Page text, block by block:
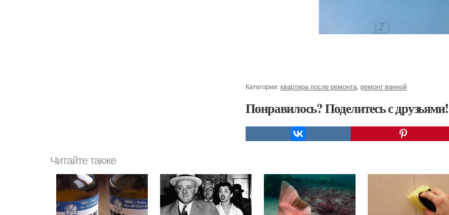
Категории: квартира после ремонта ремонт ванной
Понравилось? Поделитесь с друзьями!
Читайте также